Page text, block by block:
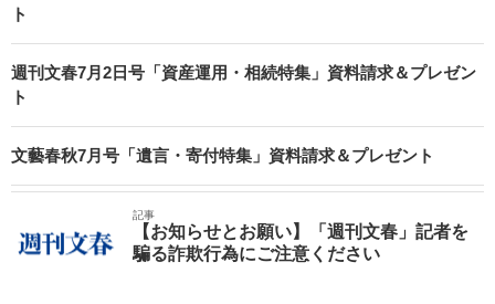
ト
週刊文春7月2日号「資産運用・相続特集」資料請求＆プレゼン
ト
文藝春秋7月号「遺言・寄付特集」資料請求＆プレゼント
記事
【お知らせとお願い】「週刊文春」記者を
騙る詐欺行為にご注意ください